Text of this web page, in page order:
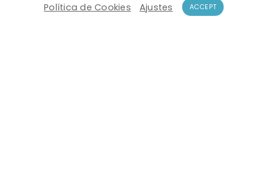
RECOMENDADO PARA
Política de Cookies
Ajustes ACCEPT